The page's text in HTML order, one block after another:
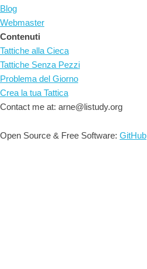
Blog
Webmaster
Contenuti
Tattiche alla Cieca
Tattiche Senza Pezzi
Problema del Giorno
Crea la tua Tattica
Contact me at: arne@listudy.org
Open Source & Free Software: GitHub